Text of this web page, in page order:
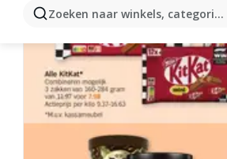
Zoeken naar winkels,